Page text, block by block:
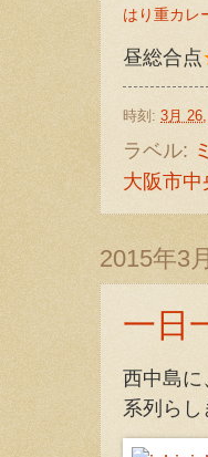
はり重カレ
昼総合点
時刻: 3月
ラベル:
大阪市中
2015年3
一日
西中島に
系列ら